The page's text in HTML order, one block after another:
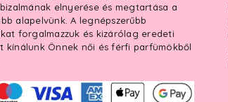
elnyerése és megtartása a
alapelvünk. A legnépszerűbb
forgalmazzuk és kizárólag eredeti
kínálunk Önnek női és férfi parfümökből